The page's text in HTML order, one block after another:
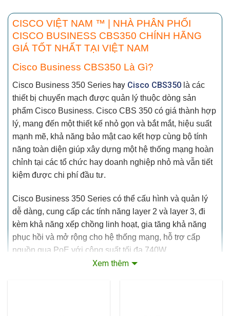
CISCO VIỆT NAM ™ | NHÀ PHÂN PHỐI
CISCO BUSINESS CBS350 CHÍNH HÃNG
GIÁ TỐT NHẤT TẠI VIỆT NAM
Cisco Business CBS350 Là Gì?
Cisco Business 350 Series hay Cisco CBS350 là các
thiết bị chuyển mạch được quản lý thuộc dòng sản
phẩm Cisco Business. Cisco CBS 350 có giá thành hợp
lý, mang đến một thiết kế nhỏ gọn và bắt mắt, hiệu suất
mạnh mẽ, khả năng bảo mật cao kết hợp cùng bộ tính
năng toàn diện giúp xây dựng một hệ thống mạng hoàn
chỉnh tại các tổ chức hay doanh nghiệp nhỏ mà vẫn tiết
kiệm được chi phí đầu tư.
Cisco Business 350 Series có thể cấu hình và quản lý
dễ dàng, cung cấp các tính năng layer 2 và layer 3, đi
kèm khả năng xếp chồng linh hoạt, gia tăng khả năng
phục hồi và mở rộng cho hệ thống mạng, hỗ trợ cấp
nguồn qua PoE với công suất tối đa 740W.
Xem thêm